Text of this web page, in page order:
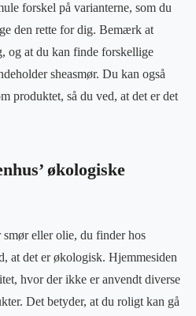
forskel på varianterne, som du
den rette for dig. Bemærk at
og at du kan finde forskellige
sheasmør. Du kan også
produktet, så du ved, at det er det
økologiske
eller olie, du finder hos
at det er økologisk. Hjemmesiden
hvor der ikke er anvendt diverse
Det betyder, at du roligt kan gå